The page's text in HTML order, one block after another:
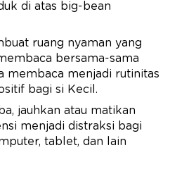
di atas big-bean
ruang nyaman yang
bersama-sama
membaca menjadi rutinitas
bagi si Kecil.
jauhkan atau matikan
menjadi distraksi bagi
tablet, dan lain